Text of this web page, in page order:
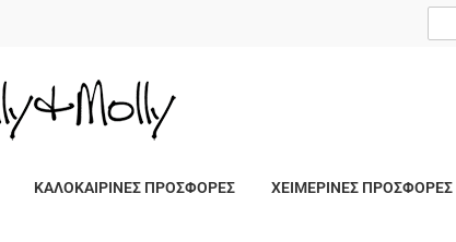
ΚΑΛΟΚΑΙΡΙΝΕΣ ΠΡΟΣΦΟΡΕΣ ΧΕΙΜΕΡΙΝΕΣ ΠΡΟΣΦΟΡΕΣ